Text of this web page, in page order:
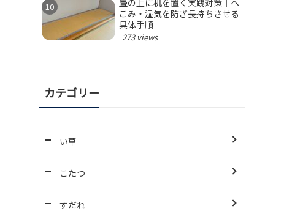
こみ・湿気を防ぎ長持ちさせる
具体手順
273 views
カテゴリー
い草
こたつ
すだれ